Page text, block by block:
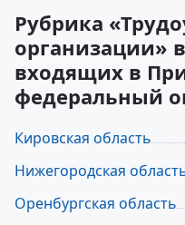
Рубрика
организации»
входящих в
федеральный
Кировская область
Нижегородская
Оренбургская область